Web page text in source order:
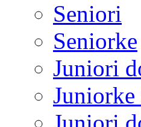
Seniori
Seniorke
Juniori